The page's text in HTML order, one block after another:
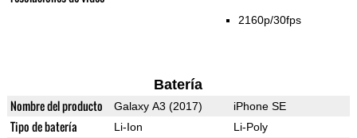
2160p/30fps
Batería
Nombre del producto Galaxy A3 (2017) iPhone SE
Tipo de batería Li-Ion Li-Poly